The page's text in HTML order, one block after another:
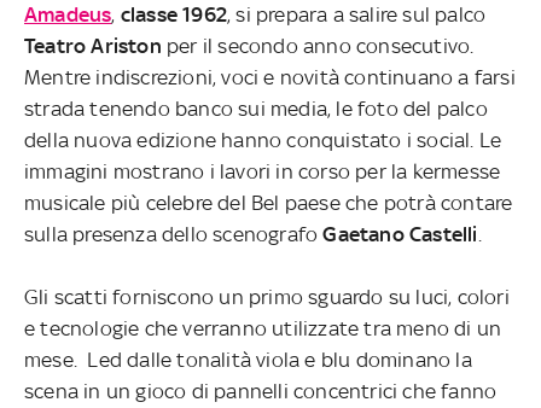
Amadeus, classe 1962, si prepara a salire sul palco
Teatro Ariston per il secondo anno consecutivo.
Mentre indiscrezioni, voci e novità continuano a farsi
strada tenendo banco sui media, le foto del palco
della nuova edizione hanno conquistato i social. Le
immagini mostrano i lavori in corso per la kermesse
musicale più celebre del Bel paese che potrà contare
sulla presenza dello scenografoGaetano Castelli
Gli scatti forniscono un primo sguardo su luci, colori
e tecnologie che verranno utilizzate tra meno di un
mese. Led dalle tonalità viola e blu dominano la
scena in un gioco di pannelli concentrici che fanno